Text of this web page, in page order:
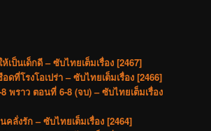
เป็นเด็กดี – ซับไทยเต็มเรื่อง [2467]
ดที่โรงโอเปร่า – ซับไทยเต็มเรื่อง [2466]
พราว ตอนที่ 6-8 (จบ) – ซับไทยเต็มเรื่อง
คลั่งรัก – ซับไทยเต็มเรื่อง [2464]